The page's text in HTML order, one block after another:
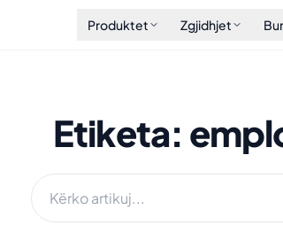
Produktet Zgjidhjet
Etiketa: